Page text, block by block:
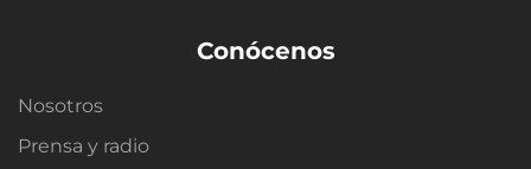
Conócenos
Nosotros
Prensa y radio